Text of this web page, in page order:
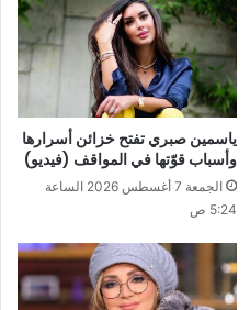
ياسمين صبري تفتح خزائن أسرارها
وأسباب قوّتها في المواقف (فيديو)
الجمعة 7 أغسطس 2026 الساعة
5:24 ص